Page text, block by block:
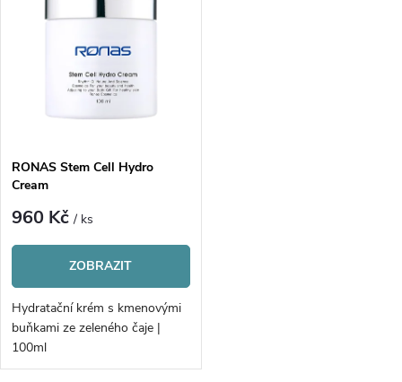
RONAS Stem Cell Hydro
Cream
960 Kč/ ks
ZOBRAZIT
Hydratační krém s kmenovými
buňkami ze zeleného čaje |
100ml